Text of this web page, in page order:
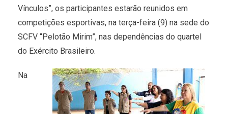
Vínculos”, os participantes estarão reunidos em
competições esportivas, na terça-feira (9) na sede do
SCFV “Pelotão Mirim”, nas dependências do quartel
do Exército Brasileiro.
Na